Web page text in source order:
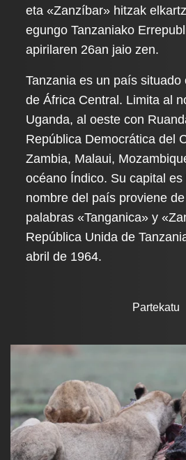
eta «Zanzíbar» hitzak
egungo Tanzaniako
apirilaren 26an jaio zen.
Tanzania es un país situado
de África Central. Limita al
Uganda, al oeste con
República Democrática del
Zambia, Malaui,
océano Índico. Su capital es
nombre del país proviene
palabras «Tanganica» y
República Unida de
abril de 1964.
Partekatu